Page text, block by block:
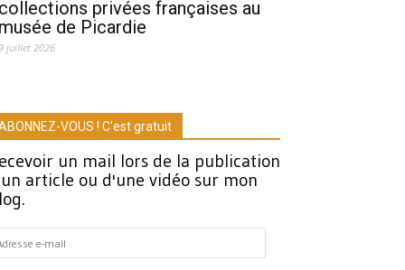
collections privées françaises au
musée de Picardie
juillet 2026
VOUS ! C'est gratuit
un mail lors de la publication
article ou d'une vidéo sur mon